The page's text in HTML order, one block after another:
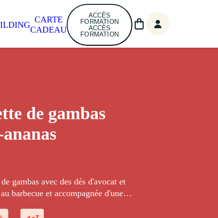
CARTE
CADEAU
ACCÈS
FORMATION
ACCÈS
FORMATION
de gambas
gambas avec des dés d'avocat et
barbecue et accompagnée d'une